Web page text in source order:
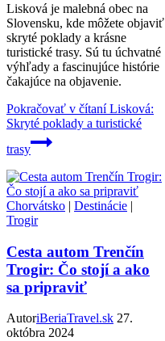
Lisková je malebná obec na
Slovensku, kde môžete objaviť
skryté poklady a krásne
turistické trasy. Sú tu úchvatné
výhľady a fascinujúce histórie
čakajúce na objavenie.
Pokračovať v čítaníLisková:
Skryté poklady a turistické
trasy
Chorvátsko | Destinácie |
Trogir
Cesta autom Trenčín
Trogir: Čo stojí a ako
sa pripraviť
AutoriBeriaTravel.sk 27.
októbra 2024